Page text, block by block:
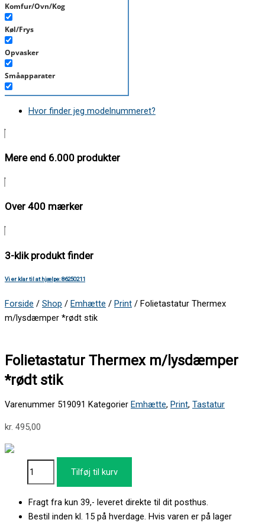
Komfur/Ovn/Kog
Køl/Frys
Opvasker
Småapparater
Støvsuger
Hvor finder jeg modelnummeret?
Mere end 6.000 produkter
Over 400 mærker
3-klik produkt finder
Vi er klar til at hjælpe: 86250211
Forside / Shop / Emhætte / Print / Folietastatur Thermex
m/lysdæmper *rødt stik
Folietastatur Thermex m/lysdæmper
*rødt stik
Varenummer 519091 Kategorier Emhætte, Print, Tastatur
kr. 495,00
Tilføj til kurv
Fragt fra kun 39,- leveret direkte til dit posthus.
Bestil inden kl. 15 på hverdage. Hvis varen er på lager